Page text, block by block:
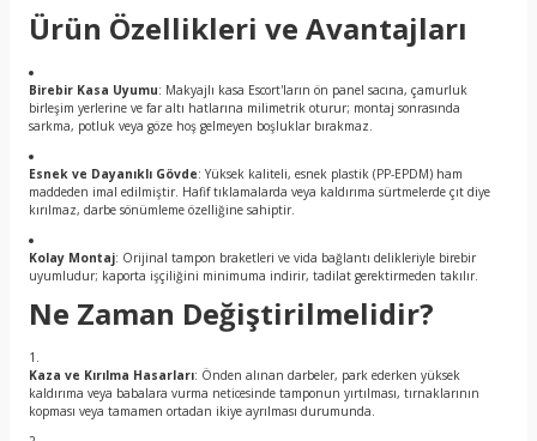
Ürün Özellikleri ve Avantajları
Birebir Kasa Uyumu: Makyajlı kasa Escort'ların ön panel sacına, çamurluk
birleşim yerlerine ve far altı hatlarına milimetrik oturur; montaj sonrasında
sarkma, potluk veya göze hoş gelmeyen boşluklar bırakmaz.
Esnek ve Dayanıklı Gövde: Yüksek kaliteli, esnek plastik (PP-EPDM) ham
maddeden imal edilmiştir. Hafif tıklamalarda veya kaldırıma sürtmelerde çıt diye
kırılmaz, darbe sönümleme özelliğine sahiptir.
Kolay Montaj: Orijinal tampon braketleri ve vida bağlantı delikleriyle birebir
uyumludur; kaporta işçiliğini minimuma indirir, tadilat gerektirmeden takılır.
Ne Zaman Değiştirilmelidir?
Kaza ve Kırılma Hasarları: Önden alınan darbeler, park ederken yüksek
kaldırıma veya babalara vurma neticesinde tamponun yırtılması, tırnaklarının
kopması veya tamamen ortadan ikiye ayrılması durumunda.